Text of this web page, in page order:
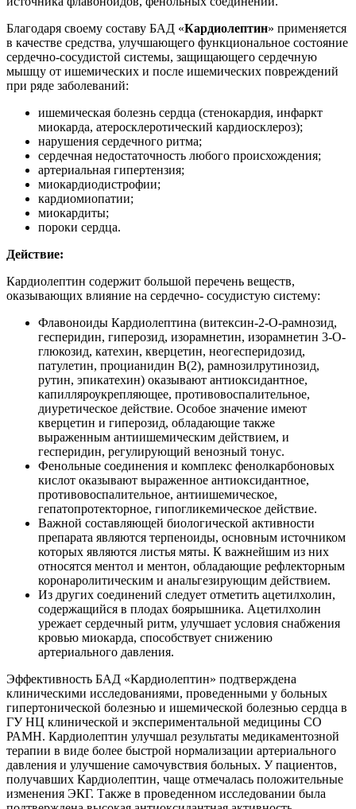
Благодаря своему составу БАД «Кардиолептин» применяется
в качестве средства, улучшающего функциональное состояние
сердечно-сосудистой системы, защищающего сердечную
мышцу от ишемических и после ишемических повреждений
при ряде заболеваний:
ишемическая болезнь сердца (стенокардия, инфаркт
миокарда, атеросклеротический кардиосклероз);
нарушения сердечного ритма;
сердечная недостаточность любого происхождения;
артериальная гипертензия;
миокардиодистрофии;
кардиомиопатии;
миокардиты;
пороки сердца.
Действие:
Кардиолептин содержит большой перечень веществ,
оказывающих влияние на сердечно- сосудистую систему:
Флавоноиды Кардиолептина (витексин-2-О-рамнозид,
гесперидин, гиперозид, изорамнетин, изорамнетин 3-O-
глюкозид, катехин, кверцетин, неогесперидозид,
патулетин, процианидин В(2), рамнозилрутинозид,
рутин, эпикатехин) оказывают антиоксидантное,
капилляроукрепляющее, противовоспалительное,
диуретическое действие. Особое значение имеют
кверцетин и гиперозид, обладающие также
выраженным антиишемическим действием, и
гесперидин, регулирующий венозный тонус.
Фенольные соединения и комплекс фенолкарбоновых
кислот оказывают выраженное антиоксидантное,
противовоспалительное, антиишемическое,
гепатопротекторное, гипогликемическое действие.
Важной составляющей биологической активности
препарата являются терпеноиды, основным источником
которых являются листья мяты. К важнейшим из них
относятся ментол и ментон, обладающие рефлекторным
коронаролитическим и анальгезирующим действием.
Из других соединений следует отметить ацетилхолин,
содержащийся в плодах боярышника. Ацетилхолин
урежает сердечный ритм, улучшает условия снабжения
кровью миокарда, способствует снижению
артериального давления.
Эффективность БАД «Кардиолептин» подтверждена
клиническими исследованиями, проведенными у больных
гипертонической болезнью и ишемической болезнью сердца в
ГУ НЦ клинической и экспериментальной медицины СО
РАМН. Кардиолептин улучшал результаты медикаментозной
терапии в виде более быстрой нормализации артериального
давления и улучшение самочувствия больных. У пациентов,
получавших Кардиолептин, чаще отмечалась положительные
изменения ЭКГ. Также в проведенном исследовании была